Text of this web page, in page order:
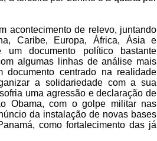
acontecimento de relevo, juntando
Caribe, Europa, África, Ásia e
documento político bastante
algumas linhas de análise mais
documento centrado na realidade
a solidariedade com a sua
uma agressão e declaração de
Obama, com o golpe militar nas
da instalação de novas bases
como fortalecimento das já